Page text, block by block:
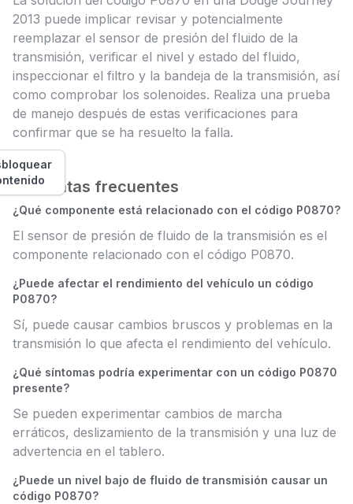
2013 puede implicar revisar y potencialmente
reemplazar el sensor de presión del fluido de la
transmisión, verificar el nivel y estado del fluido,
inspeccionar el filtro y la bandeja de la transmisión, así
como comprobar los solenoides. Realiza una prueba
de manejo después de estas verificaciones para
confirmar que se ha resuelto la falla.
Preguntas frecuentes
¿Qué componente está relacionado con el código P0870?
El sensor de presión de fluido de la transmisión es el
componente relacionado con el código P0870.
¿Puede afectar el rendimiento del vehículo un código
P0870?
Sí, puede causar cambios bruscos y problemas en la
transmisión lo que afecta el rendimiento del vehículo.
¿Qué síntomas podría experimentar con un código P0870
presente?
Se pueden experimentar cambios de marcha
erráticos, deslizamiento de la transmisión y una luz de
advertencia en el tablero.
¿Puede un nivel bajo de fluido de transmisión causar un
código P0870?